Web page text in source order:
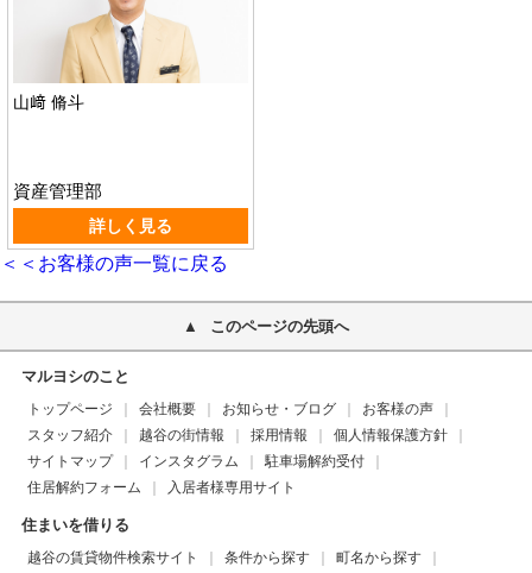
山﨑 脩斗
資産管理部
詳しく見る
＜＜お客様の声一覧に戻る
このページの先頭へ
マルヨシのこと
トップページ 会社概要 お知らせ・ブログ
お客様の声
スタッフ紹介
越谷の街情報 採用情報
個人情報保護方針
サイトマップ
インスタグラム
駐車場解約受付
住居解約フォーム
入居者様専用サイト
住まいを借りる
越谷の賃貸物件検索サイト 条件から探す
町名から探す